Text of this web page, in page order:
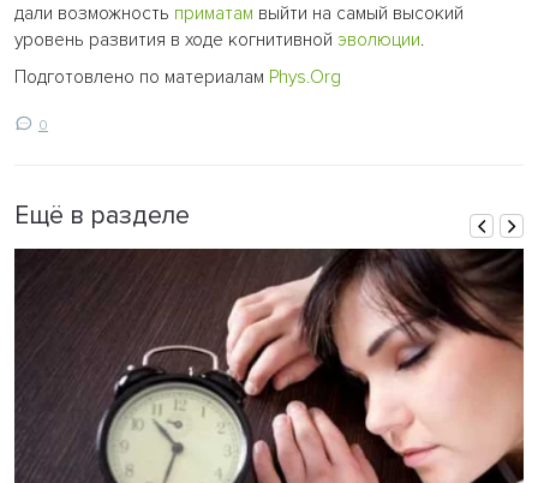
дали возможность приматам выйти на самый высокий
уровень развития в ходе когнитивной эволюции.
Подготовлено по материалам Рhys.Оrg
0
Ещё в разделе